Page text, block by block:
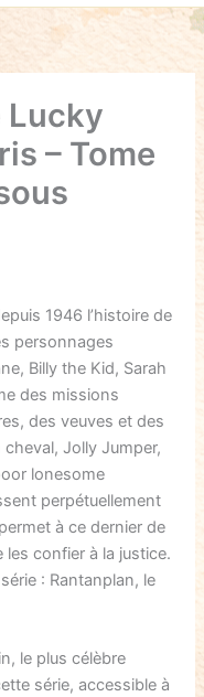
Lucky
– Tome
1946 l’histoire de
personnages
Billy the Kid, Sarah
des missions
des veuves et des
Jolly Jumper,
lonesome
perpétuellement
à ce dernier de
confier à la justice.
: Rantanplan, le
le plus célèbre
série, accessible à